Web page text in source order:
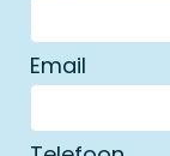
Email